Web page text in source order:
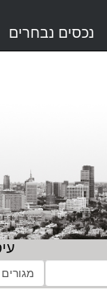
נכסים נבחרים